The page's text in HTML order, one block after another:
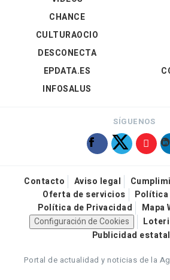
CHANCE
CULTURAOCIO
DESCONECTA
EPDATA.ES
INFOSALUS
SÍGUENOS
Contacto Aviso legal
Oferta de servicios
Política
Política de Privacidad
Mapa
Configuración de Cookies
Publicidad estatal
Portal de actualidad y noticias de la